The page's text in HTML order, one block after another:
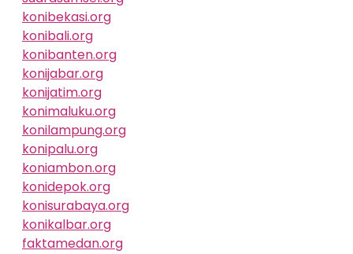
konibekasi.org
konibali.org
konibanten.org
konijabar.org
konijatim.org
konimaluku.org
konilampung.org
konipalu.org
koniambon.org
konidepok.org
konisurabaya.org
konikalbar.org
faktamedan.org